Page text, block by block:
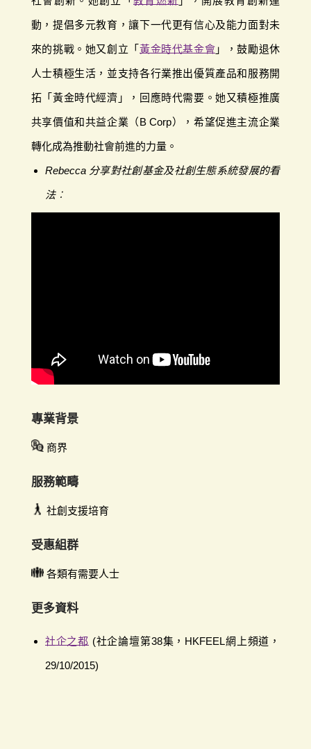
動，提倡多元教育，讓下一代更有信心及能力面對未
來的挑戰。她又創立「 黃金時代基金會 」，鼓勵退休
人士積極生活，並支持各行業推出優質產品和服務開
拓「黃金時代經濟」，回應時代需要。她又積極推廣
共享價值和共益企業（B Corp），希望促進主流企業
轉化成為推動社會前進的力量。
Rebecca 分享對社創基金及社創生態系統發展的看
法︰
專業背景
商界
服務範疇
社創支援培育
受惠組群
各類有需要人士
更多資料
社企之都 (社企論壇第38集，HKFEEL網上頻道，
29/10/2015)